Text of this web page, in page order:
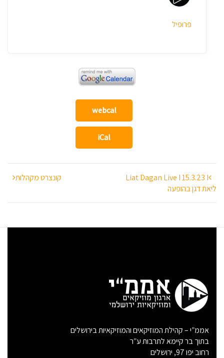
פרופיל
webcal
iCal
ניווט
Liat Dagan Live I 15.3.23 I
ליאת דגן בהופעה
קונצרט מקהלות
אממ”י – קהילת המוזיקאים והמוזיקאיות בירושלים
בתוך בר קיימא לתרבות ע”ר
רחוב יפו 97, ירושלים